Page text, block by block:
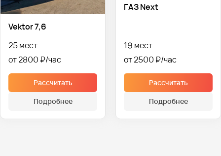
Vektor 7,6
25 мест
от 2800 ₽
Рассчитать
Подробнее
ГАЗ Next
19 мест
от 2500 ₽
Рассчитать
Подробнее